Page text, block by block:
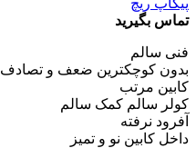
پیکاپ ریچ
تماس بگیرید
فنی سالم
بدون کوچکترین ضعف و تصادف
کابین مرتب
کولر سالم کمک سالم
آفرود نرفته
داخل کابین نو و تمیز